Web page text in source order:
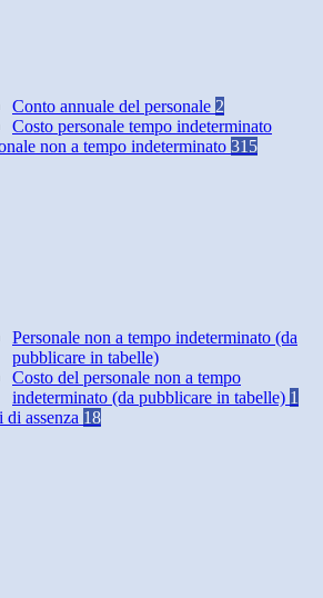
Conto annuale del personale 2
Costo personale tempo indeterminato
non a tempo indeterminato 315
Personale non a tempo indeterminato (da
pubblicare in tabelle)
Costo del personale non a tempo
indeterminato (da pubblicare in tabelle) 1
di assenza 18